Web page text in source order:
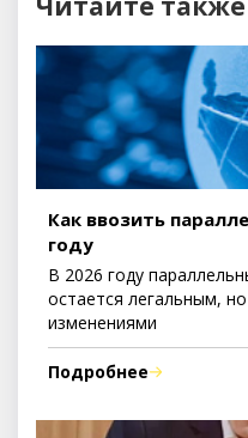
Как ввозить
году
В 2026 году
остается легальным,
изменениями
Подробнее